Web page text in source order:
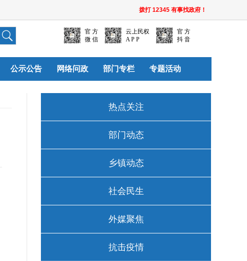
拨打 12345 有事找政府！
官 方
微 信
云上民权
A P P
官 方
抖 音
公示公告 网络问政 部门专栏 专题活动
热点关注
部门动态
乡镇动态
社会民生
外媒聚焦
抗击疫情